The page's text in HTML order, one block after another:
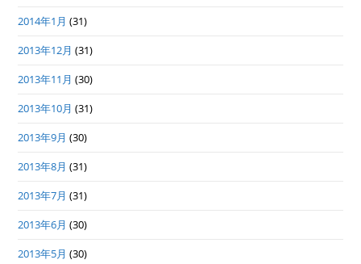
2014年1月 (31)
2013年12月 (31)
2013年11月 (30)
2013年10月 (31)
2013年9月 (30)
2013年8月 (31)
2013年7月 (31)
2013年6月 (30)
2013年5月 (30)